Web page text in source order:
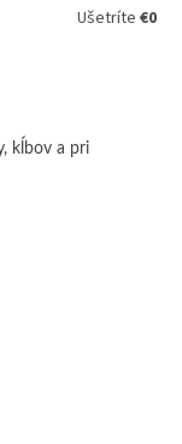
Ušetríte €0
kĺbov a pri